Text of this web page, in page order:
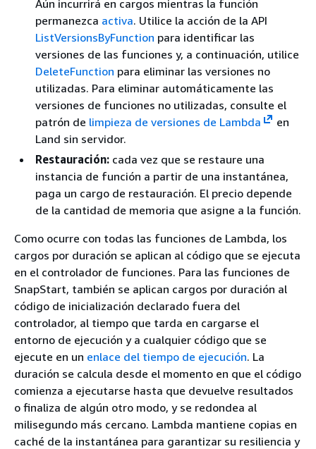
Aún incurrirá en cargos mientras la función
permanezca activa. Utilice la acción de la API
ListVersionsByFunction para identificar las
versiones de las funciones y, a continuación, utilice
DeleteFunction para eliminar las versiones no
utilizadas. Para eliminar automáticamente las
versiones de funciones no utilizadas, consulte el
patrón de limpieza de versiones de Lambda
en
Land sin servidor.
Restauración: cada vez que se restaure una
instancia de función a partir de una instantánea,
paga un cargo de restauración. El precio depende
de la cantidad de memoria que asigne a la función.
Como ocurre con todas las funciones de Lambda, los
cargos por duración se aplican al código que se ejecuta
en el controlador de funciones. Para las funciones de
SnapStart, también se aplican cargos por duración al
código de inicialización declarado fuera del
controlador, al tiempo que tarda en cargarse el
entorno de ejecución y a cualquier código que se
ejecute en un enlace del tiempo de ejecución. La
duración se calcula desde el momento en que el código
comienza a ejecutarse hasta que devuelve resultados
o finaliza de algún otro modo, y se redondea al
milisegundo más cercano. Lambda mantiene copias en
caché de la instantánea para garantizar su resiliencia y